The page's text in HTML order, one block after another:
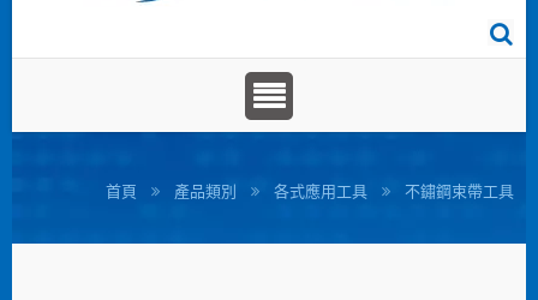
首頁 產品類別 各式應用工具 不鏽鋼束帶工具